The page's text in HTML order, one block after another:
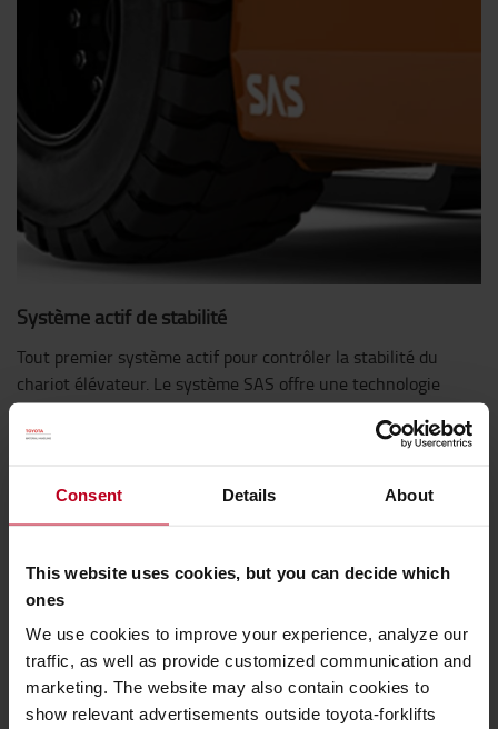
Consent Details About
This website uses cookies, but you can decide which
ones
We use cookies to improve your experience, analyze our
traffic, as well as provide customized communication and
marketing. The website may also contain cookies to
show relevant advertisements outside toyota-forklifts
Système actif de stabilité
Tout premier système actif pour contrôler la stabilité du
chariot élévateur. Le système SAS offre une technologie
avancée permettant l'obtention d'une stabilité de chariot
inégalée au profit d’une augmentation de la sécurité et de